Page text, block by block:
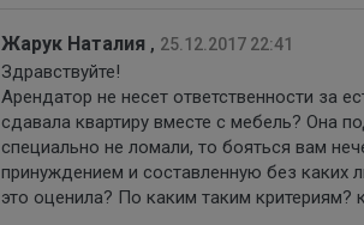
Жарук Наталия , 25.12.2017 22:41
Здравствуйте!
Арендатор не несет ответственности за
сдавала квартиру вместе с мебель? Она
специально не ломали, то бояться вам
принуждением и составленную без каких
это оценила? По каким таким критериям?